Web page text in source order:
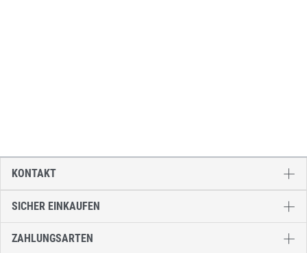
SICHER EINKAUFEN
ZAHLUNGSARTEN
KONTAKT